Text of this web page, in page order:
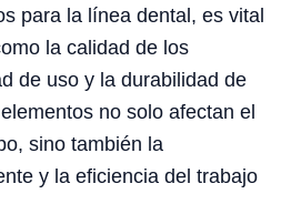
para la línea dental, es vital
la calidad de los
de uso y la durabilidad de
no solo afectan el
sino también la
y la eficiencia del trabajo